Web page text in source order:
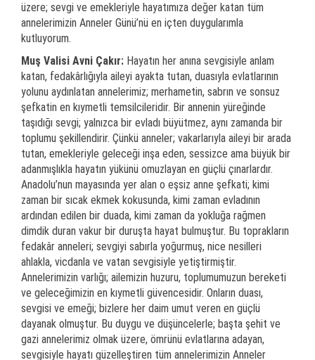
üzere; sevgi ve emekleriyle hayatımıza değer katan tüm
annelerimizin Anneler Günü’nü en içten duygularımla
kutluyorum.
Muş Valisi Avni Çakır: Hayatın her anına sevgisiyle anlam
katan, fedakârlığıyla aileyi ayakta tutan, duasıyla evlatlarının
yolunu aydınlatan annelerimiz; merhametin, sabrın ve sonsuz
şefkatin en kıymetli temsilcileridir. Bir annenin yüreğinde
taşıdığı sevgi; yalnızca bir evladı büyütmez, aynı zamanda bir
toplumu şekillendirir. Çünkü anneler; vakarlarıyla aileyi bir arada
tutan, emekleriyle geleceği inşa eden, sessizce ama büyük bir
adanmışlıkla hayatın yükünü omuzlayan en güçlü çınarlardır.
Anadolu’nun mayasında yer alan o eşsiz anne şefkati; kimi
zaman bir sıcak ekmek kokusunda, kimi zaman evladının
ardından edilen bir duada, kimi zaman da yokluğa rağmen
dimdik duran vakur bir duruşta hayat bulmuştur. Bu toprakların
fedakâr anneleri; sevgiyi sabırla yoğurmuş, nice nesilleri
ahlakla, vicdanla ve vatan sevgisiyle yetiştirmiştir.
Annelerimizin varlığı; ailemizin huzuru, toplumumuzun bereketi
ve geleceğimizin en kıymetli güvencesidir. Onların duası,
sevgisi ve emeği; bizlere her daim umut veren en güçlü
dayanak olmuştur. Bu duygu ve düşüncelerle; başta şehit ve
gazi annelerimiz olmak üzere, ömrünü evlatlarına adayan,
sevgisiyle hayatı güzelleştiren tüm annelerimizin Anneler